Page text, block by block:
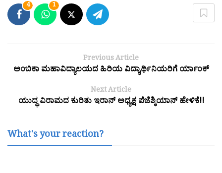
4 1
Previous Article
ಅಂಬಿಕಾ ಮಹಾವಿದ್ಯಾಲಯದ ಹಿರಿಯ ವಿದ್ಯಾರ್ಥಿನಿಯರಿಗೆ ರ್ಯಾಂಕ್
Next Article
ಯುದ್ಧ ವಿರಾಮದ ಕುರಿತು ಇರಾನ್ ಅಧ್ಯಕ್ಷ ಪೆಜೆಶ್ಕಿಯಾನ್ ಹೇಳಿಕೆ!!
What's your reaction?